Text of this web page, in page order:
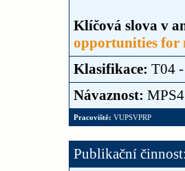
Klíčová slova v
opportunities for
Klasifikace: T04
Návaznost:
Pracoviště: VUPSVPRP
Publikační